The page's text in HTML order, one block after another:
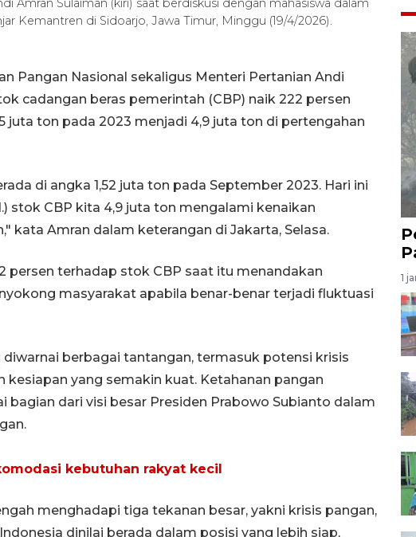
Amran Sulaiman (kiri) saat berdiskusi dengan mahasiswa dalam
Kemantren di Sidoarjo, Jawa Timur, Minggu (19/4/2026).
Pangan Nasional sekaligus Menteri Pertanian Andi
cadangan beras pemerintah (CBP) naik 222 persen
juta ton pada 2023 menjadi 4,9 juta ton di pertengahan
di angka 1,52 juta ton pada September 2023. Hari ini
stok CBP kita 4,9 juta ton mengalami kenaikan
kata Amran dalam keterangan di Jakarta, Selasa.
persen terhadap stok CBP saat itu menandakan
masyarakat apabila benar-benar terjadi fluktuasi
berbagai tantangan, termasuk potensi krisis
kesiapan yang semakin kuat. Ketahanan pangan
bagian dari visi besar Presiden Prabowo Subianto dalam
kebutuhan rakyat kecil
menghadapi tiga tekanan besar, yakni krisis pangan,
dinilai berada dalam posisi yang lebih siap,
1